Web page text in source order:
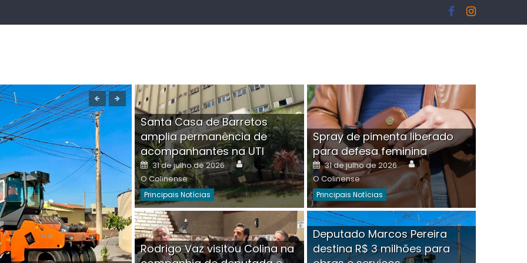
Boutique na Av. Ângelo Martins Tristão é
invadida por criminoso mascarado
Santa Casa de Barretos
amplia permanência de
acompanhantes na UTI
Posted
on
31 de julho de 2026 Author
O Colinense
Principais Notícias
Spray de pimenta liberado
para defesa feminina
Posted
on
31 de julho de 2026 Author
O Colinense
Principais Notícias
Rodrigo Vaz visitou Colina na
Deputado Marcos Pereira
destina R$ 3 milhões para